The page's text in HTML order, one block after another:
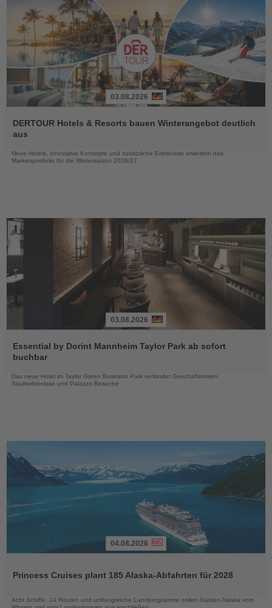
Sie
die
03.08.2026
DERTOUR Hotels & Resorts bauen Winterangebot deutlich
aus
Neue Hotels, innovative Konzepte und zusätzliche Erlebnisse erweitern das
Markenportfolio für die Wintersaison 2026/27
Sie
die
03.08.2026
Essential by Dorint Mannheim Taylor Park ab sofort
buchbar
Das neue Hotel im Taylor Green Business Park verbindet Geschäftsreisen,
Stadterlebnisse und Palazzo-Besuche
die
04.08.2026
Princess Cruises plant 185 Alaska-Abfahrten für 2028
Acht Schiffe, 14 Routen und umfangreiche Landprogramme sollen Gästen Alaska vom